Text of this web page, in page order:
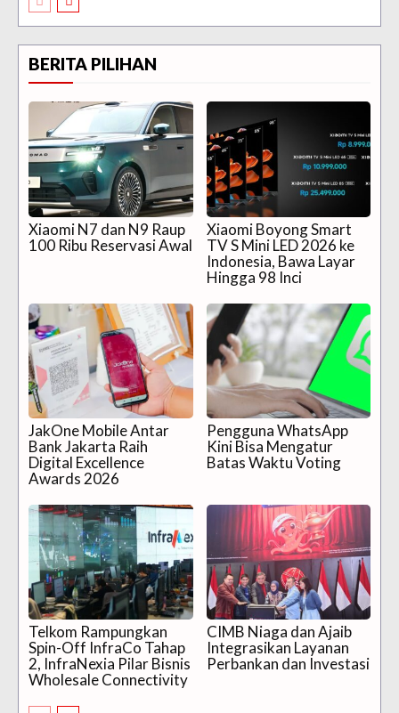
BERITA PILIHAN
Xiaomi N7 dan N9 Raup
100 Ribu Reservasi Awal
Xiaomi Boyong Smart
TV S Mini LED 2026 ke
Indonesia, Bawa Layar
Hingga 98 Inci
JakOne Mobile Antar
Bank Jakarta Raih
Digital Excellence
Awards 2026
Pengguna WhatsApp
Kini Bisa Mengatur
Batas Waktu Voting
Telkom Rampungkan
Spin-Off InfraCo Tahap
2, InfraNexia Pilar Bisnis
Wholesale Connectivity
CIMB Niaga dan Ajaib
Integrasikan Layanan
Perbankan dan Investasi